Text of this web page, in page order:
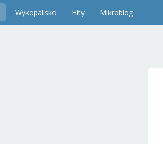
Wykopalisko Hity Mikroblog